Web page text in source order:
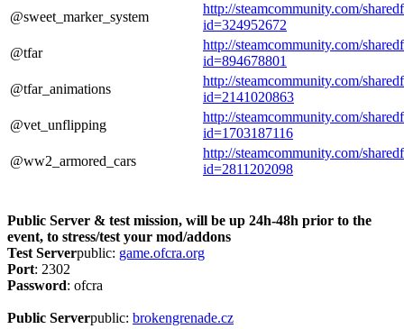
@sweet_marker_system
http://steamcommunity.com/
id=324952672
@tfar
http://steamcommunity.com/
id=894678801
@tfar_animations
http://steamcommunity.com/
id=2141020863
@vet_unflipping
http://steamcommunity.com/
id=1703187116
@ww2_armored_cars
http://steamcommunity.com/
id=2811202098
Public Server & test mission, will be up 24h-48h prior to the
event, to stress/test your mod/addons
Test Serverpublic: game.ofcra.org
Port: 2302
Password: ofcra
Public Serverpublic: brokengrenade.cz